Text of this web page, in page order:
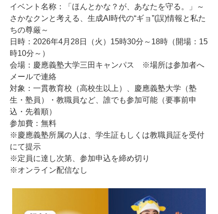
イベント名称：「ほんとかな？が、あなたを守る。」～
さかなクンと考える、生成AI時代の“ギョ”(誤)情報と私た
ちの尊厳～
日時：2026年4月28日（火）15時30分～18時（開場：15
時10分～）
会場：慶應義塾大学三田キャンパス ※場所は参加者へ
メールで連絡
対象：一貫教育校（高校生以上）、慶應義塾大学（塾
生・塾員）・教職員など、誰でも参加可能（要事前申
込・先着順）
参加費：無料
※慶應義塾所属の人は、学生証もしくは教職員証を受付
にて提示
※定員に達し次第、参加申込を締め切り
※オンライン配信なし